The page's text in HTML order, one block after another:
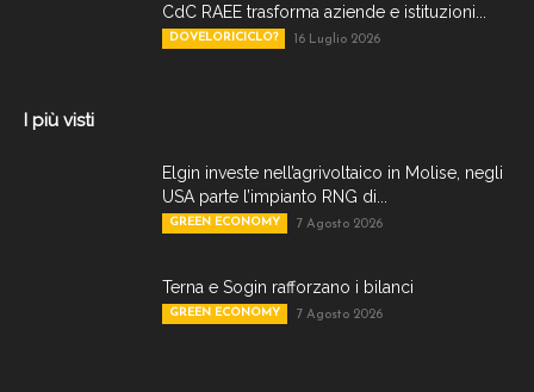
CdC RAEE trasforma aziende e istituzioni...
DOVELORICICLO? 16 Luglio 2026
I più visti
Elgin investe nell’agrivoltaico in Molise, negli
USA parte l’impianto RNG di...
GREEN ECONOMY 7 Agosto 2026
Terna e Sogin rafforzano i bilanci
GREEN ECONOMY 7 Agosto 2026